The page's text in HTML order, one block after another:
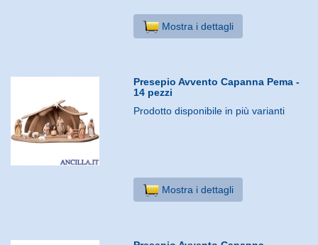
Mostra i dettagli
Presepio Avvento Capanna Pema -
14 pezzi
Prodotto disponibile in più varianti
Mostra i dettagli